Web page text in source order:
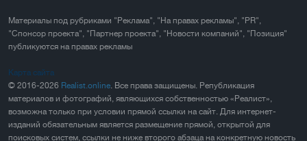
Материалы под рубриками "Реклама", "На правах рекламы", "PR",
"Спонсор проекта", "Партнер проекта", "Новости компаний", "Позиция"
публикуются на правах рекламы
Карта сайта
© 2016-2026 Realist.online. Все права защищены. Републикация
материалов и фотографий, являющихся собственностью «Реалист»,
возможна только при условии прямой ссылки на сайт. Для интернет-
изданий обязательным является размещение прямой, открытой для
поисковых систем, ссылки не ниже второго абзаца на конкретную новость